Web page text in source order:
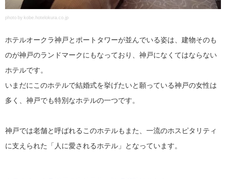
photo by kobe.hotelokura.co.jp
ホテルオークラ神戸とポートタワーが並んでいる姿は、建物そのも
のが神戸のランドマークにもなっており、神戸になくてはならない
ホテルです。
いまだにこのホテルで結婚式を挙げたいと願っている神戸の女性は
多く、神戸でも特別なホテルの一つです。
神戸では老舗と呼ばれるこのホテルもまた、一流のホスピタリティ
に支えられた「人に愛されるホテル」となっています。